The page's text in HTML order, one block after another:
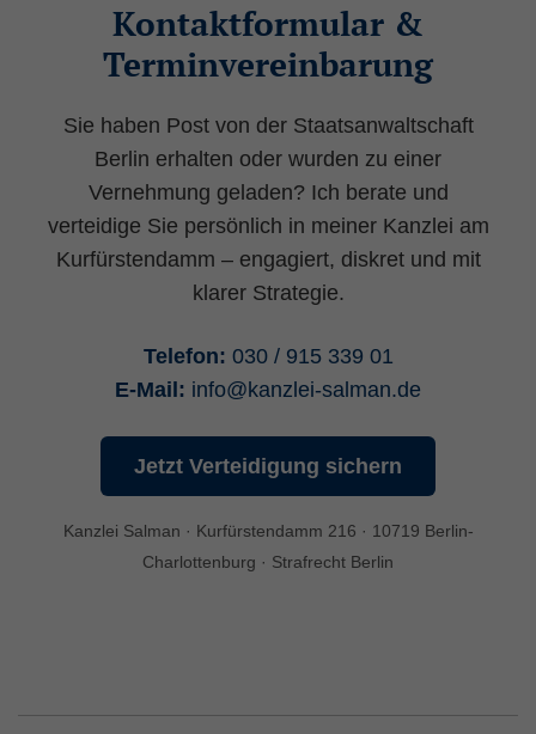
Kontaktformular &
Terminvereinbarung
Sie haben Post von der Staatsanwaltschaft
Berlin erhalten oder wurden zu einer
Vernehmung geladen? Ich berate und
verteidige Sie persönlich in meiner Kanzlei am
Kurfürstendamm – engagiert, diskret und mit
klarer Strategie.
Telefon: 030 / 915 339 01
E-Mail: info@ kanzlei-salman.de
Jetzt Verteidigung sichern
Kanzlei Salman · Kurfürstendamm 216 · 10719 Berlin-
Charlottenburg · Strafrecht Berlin
Laufzeit: 1 Jahr
Anbieter: Diese Website
Statistik(1)
Statistik Cookies erfassen Informationen
anonym. Diese Informationen helfen uns zu
verstehen, wie unsere Besucher unsere
Website nutzen.
(Google Tag Manager)
Speichert für jeden Besucher der Website
Seitenaufrufe einem Besucher zugeordnet
werden.
Anbieter: Google
an den Analytics Server übertragen werden.